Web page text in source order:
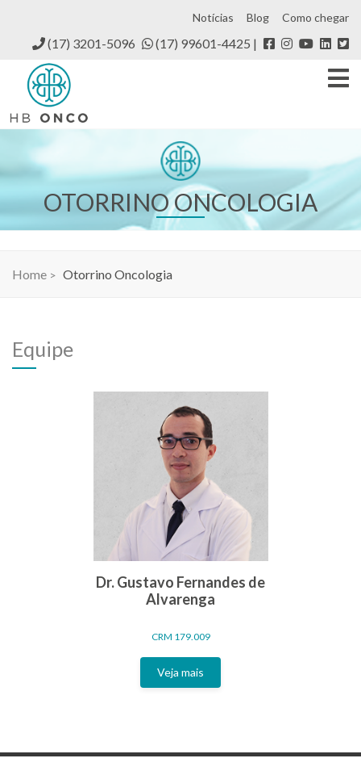
Notícias Blog Como chegar
(17) 3201-5096 (17) 99601-4425
OTORRINO ONCOLOGIA
Home Otorrino Oncologia
Equipe
Dr. Gustavo Fernandes de
Alvarenga
CRM 179.009
Veja mais